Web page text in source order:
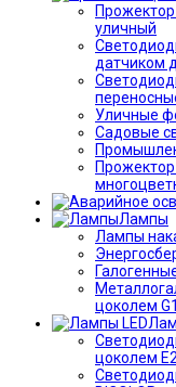
уличный
датчиком
Уличные
Садовые
Лампы
Лампы
цоколем
цоколем